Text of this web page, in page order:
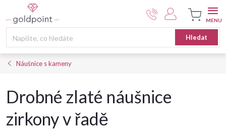
na
Hledat
Nákupní
košík
Náušnice s kameny
Drobné zlaté náušnice
zirkony v řadě